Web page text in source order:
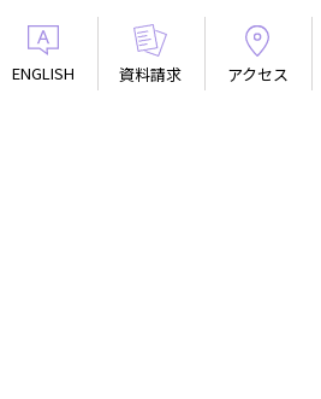
ENGLISH 資料請求 アクセス